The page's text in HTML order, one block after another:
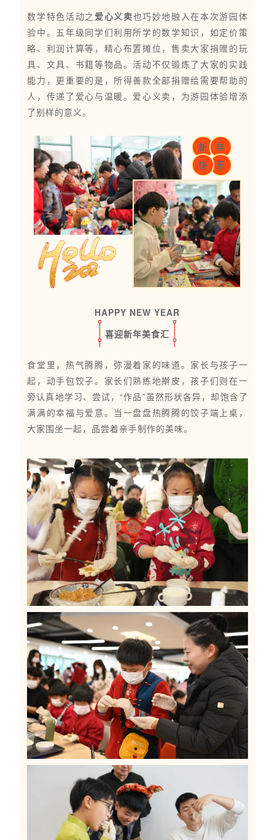
数学特色活动之 爱心义卖也巧妙地融入在本次游园体
验中。五年级同学们利用所学的数学知识，如定价策
略、利润计算等，精心布置摊位，售卖大家捐赠的玩
具、文具、书籍等物品。活动不仅锻炼了大家的实践
能力，更重要的是，所得善款全部捐赠给需要帮助的
人，传递了爱心与温暖。爱心义卖，为游园体验增添
了别样的意义。
新
年
快
乐
HAPPY NEW YEAR
喜迎新年美食汇
食堂里，热气腾腾，弥漫着家的味道。家长与孩子一
起，动手包饺子。家长们熟练地擀皮，孩子们则在一
旁认真地学习、尝试，“作品”虽然形状各异，却饱含了
满满的幸福与爱意。当一盘盘热腾腾的饺子端上桌，
大家围坐一起，品尝着亲手制作的美味。